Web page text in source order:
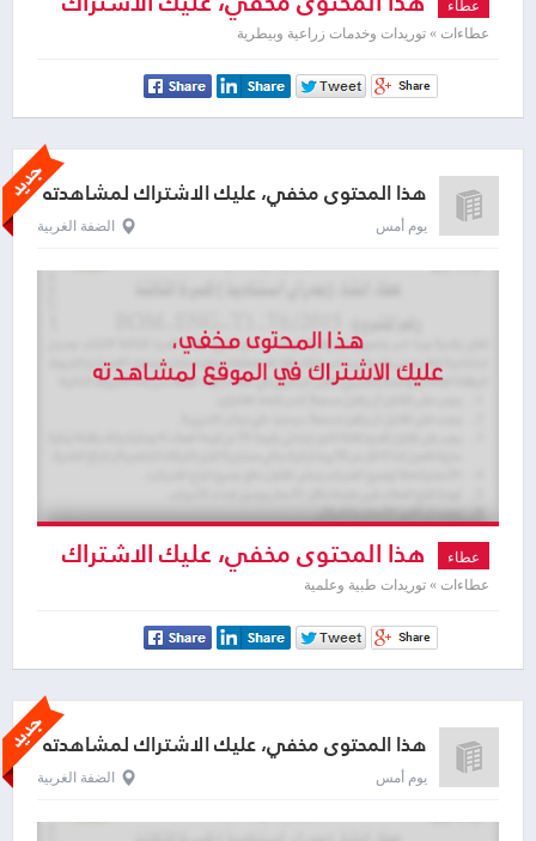
عطاء
لمشاهدته
عطاءات » توريدات وخدمات زراعية وبيطرية
هذا المحتوى مخفي، عليك الاشتراك لمشاهدته
يوم أمس الضفة الغربية
عطاء هذا المحتوى مخفي، عليك الاشتراك
لمشاهدته
عطاءات » توريدات طبية وعلمية
هذا المحتوى مخفي، عليك الاشتراك لمشاهدته
يوم أمس الضفة الغربية